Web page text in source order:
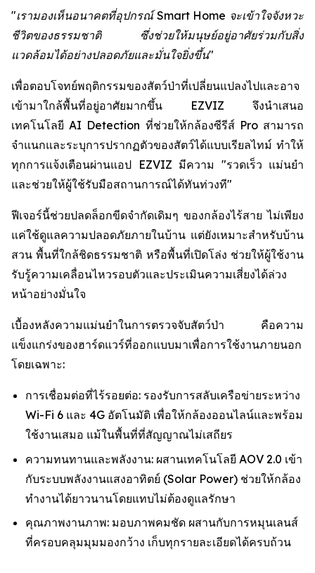
"เรามองเห็นอนาคตที่อุปกรณ์ Smart Home จะเข้าใจจังหวะ
ชีวิตของธรรมชาติ ซึ่งช่วยให้มนุษย์อยู่อาศัยร่วมกับสิ่ง
แวดล้อมได้อย่างปลอดภัยและมั่นใจยิ่งขึ้น"
เพื่อตอบโจทย์พฤติกรรมของสัตว์ป่าที่เปลี่ยนแปลงไปและอาจ
เข้ามาใกล้พื้นที่อยู่อาศัยมากขึ้น EZVIZ จึงนำเสนอ
เทคโนโลยี AI Detection ที่ช่วยให้กล้องซีรีส์ Pro สามารถ
จำแนกและระบุการปรากฏตัวของสัตว์ได้แบบเรียลไทม์ ทำให้
ทุกการแจ้งเตือนผ่านแอป EZVIZ มีความ "รวดเร็ว แม่นยำ
และช่วยให้ผู้ใช้รับมือสถานการณ์ได้ทันท่วงที"
ฟีเจอร์นี้ช่วยปลดล็อกขีดจำกัดเดิมๆ ของกล้องไร้สาย ไม่เพียง
แค่ใช้ดูแลความปลอดภัยภายในบ้าน แต่ยังเหมาะสำหรับบ้าน
สวน พื้นที่ใกล้ชิดธรรมชาติ หรือพื้นที่เปิดโล่ง ช่วยให้ผู้ใช้งาน
รับรู้ความเคลื่อนไหวรอบตัวและประเมินความเสี่ยงได้ล่วง
หน้าอย่างมั่นใจ
เบื้องหลังความแม่นยำในการตรวจจับสัตว์ป่า คือความ
แข็งแกร่งของฮาร์ดแวร์ที่ออกแบบมาเพื่อการใช้งานภายนอก
โดยเฉพาะ:
การเชื่อมต่อที่ไร้รอยต่อ: รองรับการสลับเครือข่ายระหว่าง
Wi-Fi 6 และ 4G อัตโนมัติ เพื่อให้กล้องออนไลน์และพร้อม
ใช้งานเสมอ แม้ในพื้นที่ที่สัญญาณไม่เสถียร
ความทนทานและพลังงาน: ผสานเทคโนโลยี AOV 2.0 เข้า
กับระบบพลังงานแสงอาทิตย์ (Solar Power) ช่วยให้กล้อง
ทำงานได้ยาวนานโดยแทบไม่ต้องดูแลรักษา
คุณภาพงานภาพ: มอบภาพคมชัด ผสานกับการหมุนเลนส์
ที่ครอบคลุมมุมมองกว้าง เก็บทุกรายละเอียดได้ครบถ้วน